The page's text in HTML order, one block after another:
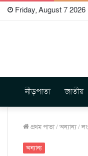
Friday, August 7 2026
নীড়পাতা জাতীয়
প্রথম পাতা/অন্যান্য/
অন্যান্য